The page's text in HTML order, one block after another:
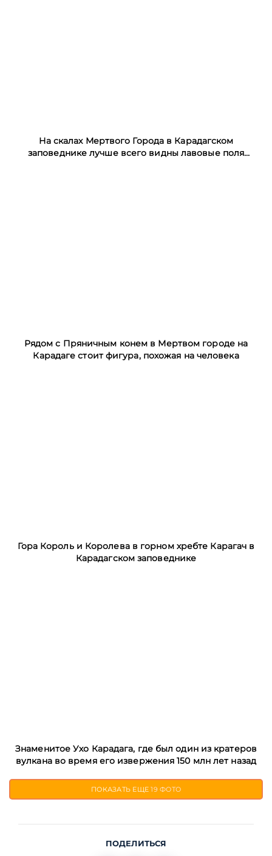
На скалах Мертвого Города в Карадагском
заповеднике лучше всего видны лавовые поля
Рядом с Пряничным конем в Мертвом городе на
Карадаге стоит фигура, похожая на человека
Гора Король и Королева в горном хребте Карагач в
Карадагском заповеднике
Знаменитое Ухо Карадага, где был один из кратеров
вулкана во время его извержения 150 млн лет назад
ПОКАЗАТЬ ЕЩЕ19 ФОТО
ПОДЕЛИТЬСЯ